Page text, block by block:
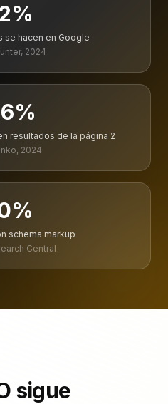
%
se hacen en Google
2024
%
resultados de la página 2
2024
%
schema markup
Central
sigue